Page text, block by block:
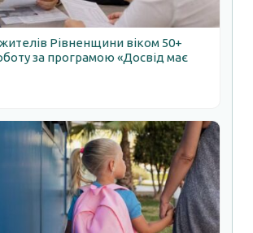
Рівненщини віком 50+
за програмою «Досвід має